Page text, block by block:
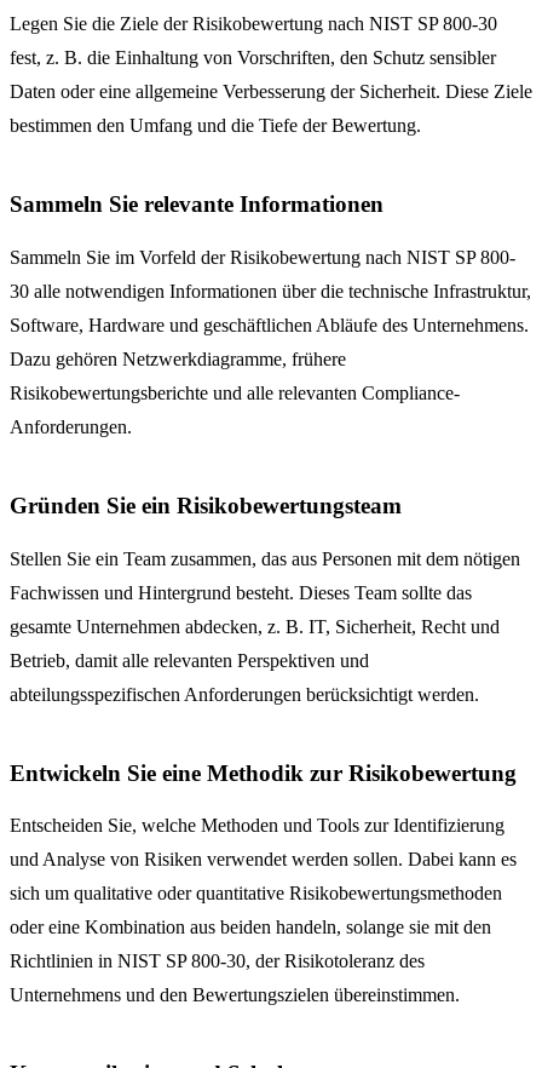
Legen Sie die Ziele der Risikobewertung nach NIST SP 800-30
fest, z. B. die Einhaltung von Vorschriften, den Schutz sensibler
Daten oder eine allgemeine Verbesserung der Sicherheit. Diese Ziele
bestimmen den Umfang und die Tiefe der Bewertung.
Sammeln Sie relevante Informationen
Sammeln Sie im Vorfeld der Risikobewertung nach NIST SP 800-
30 alle notwendigen Informationen über die technische Infrastruktur,
Software, Hardware und geschäftlichen Abläufe des Unternehmens.
Dazu gehören Netzwerkdiagramme, frühere
Risikobewertungsberichte und alle relevanten Compliance-
Anforderungen.
Gründen Sie ein Risikobewertungsteam
Stellen Sie ein Team zusammen, das aus Personen mit dem nötigen
Fachwissen und Hintergrund besteht. Dieses Team sollte das
gesamte Unternehmen abdecken, z. B. IT, Sicherheit, Recht und
Betrieb, damit alle relevanten Perspektiven und
abteilungsspezifischen Anforderungen berücksichtigt werden.
Entwickeln Sie eine Methodik zur Risikobewertung
Entscheiden Sie, welche Methoden und Tools zur Identifizierung
und Analyse von Risiken verwendet werden sollen. Dabei kann es
sich um qualitative oder quantitative Risikobewertungsmethoden
oder eine Kombination aus beiden handeln, solange sie mit den
Richtlinien in NIST SP 800-30, der Risikotoleranz des
Unternehmens und den Bewertungszielen übereinstimmen.